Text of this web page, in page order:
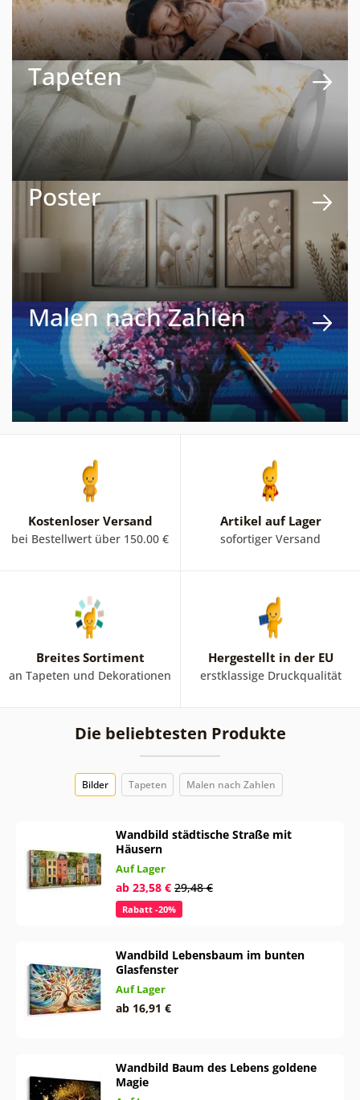
Tapeten
Poster
Malen nach Zahlen
Kostenloser Versand
bei Bestellwert über 150.00 €
Artikel auf Lager
sofortiger Versand
Breites Sortiment
an Tapeten und Dekorationen
Hergestellt in der EU
erstklassige Druckqualität
Die beliebtesten Produkte
Bilder Tapeten Malen nach Zahlen
Wandbild städtische Straße mit
Häusern
Auf Lager
ab 23,58 € 29,48 €
Rabatt -20%
Wandbild Lebensbaum im bunten
Glasfenster
Auf Lager
ab 16,91 €
Wandbild Baum des Lebens goldene
Magie